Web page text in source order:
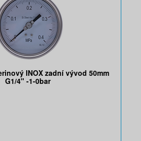
INOX zadní vývod 50mm
G1/4" -1-0bar